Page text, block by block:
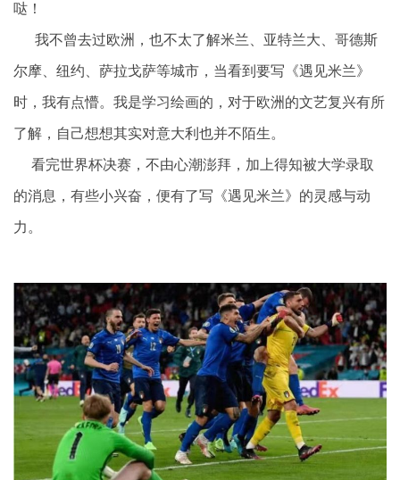
哒！
我不曾去过欧洲，也不太了解米兰、亚特兰大、哥德斯
尔摩、纽约、萨拉戈萨等城市，当看到要写《遇见米兰》
时，我有点懵。我是学习绘画的，对于欧洲的文艺复兴有所
了解，自己想想其实对意大利也并不陌生。
看完世界杯决赛，不由心潮澎拜，加上得知被大学录取
的消息，有些小兴奋，便有了写《遇见米兰》的灵感与动
力。